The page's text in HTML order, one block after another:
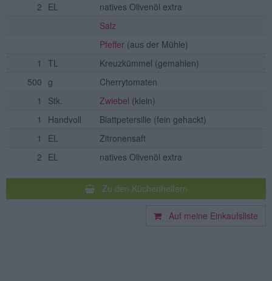
2 EL
natives Olivenöl extra
Salz
Pfeffer (aus der Mühle)
1
TL Kreuzkümmel (gemahlen)
500 g
Cherrytomaten
1
Stk. Zwiebel (klein)
1
Handvoll Blattpetersilie (fein gehackt)
1
EL
Zitronensaft
2 EL natives Olivenöl extra
Zu den Küchenhelfern
Auf meine Einkaufsliste